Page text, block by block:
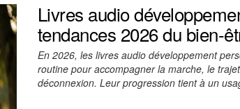
Livres audio
tendances 2026 du bien-
En 2026, les livres audio développement
routine pour accompagner la marche, le
déconnexion. Leur progression tient à un